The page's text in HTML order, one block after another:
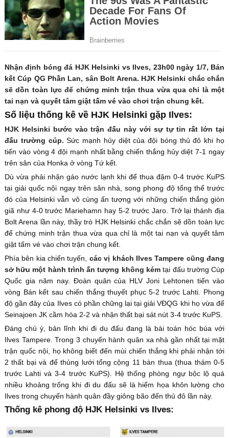
Nhận định bóng đá HJK Helsinki vs Ilves, 23h00 ngày 1/7, Bán
kết Cúp QG Phần Lan, sân Bolt Arena. HJK Helsinki chắc chắn
sẽ dồn toàn lực để chứng minh trận thua vừa qua chỉ là một
tai nạn và quyết tâm giật tấm vé vào chơi trận chung kết.
Số liệu thống kê về HJK Helsinki gặp Ilves:
HJK Helsinki bước vào trận đấu này với sự tự tin rất lớn tại
đấu trường cúp.Sức mạnh hủy diệt của đội bóng thủ đô khi họ
tiến vào vòng 4 đội mạnh nhất bằng chiến thắng hủy diệt 7-1 ngay
trên sân của Honka ở vòng Tứ kết.
Dù vừa phải nhận gáo nước lạnh khi để thua đậm 0-4 trước KuPS
tại giải quốc nội ngay trên sân nhà, song phong độ tổng thể trước
đó của Helsinki vẫn vô cùng ấn tượng với những chiến thắng giòn
giã như 4-0 trước Mariehamn hay 5-2 trước Jaro. Trở lại thánh địa
Bolt Arena lần này, thầy trò HJK Helsinki chắc chắn sẽ dồn toàn lực
để chứng minh trận thua vừa qua chỉ là một tai nạn và quyết tâm
giật tấm vé vào chơi trận chung kết.
Phía bên kia chiến tuyến, các vị khách Ilves Tampere cũng đang
sở hữu một hành trình ấn tượng không kémtại đấu trường Cúp
Quốc gia năm nay. Đoàn quân của HLV Joni Lehtonen tiến vào
vòng Bán kết sau chiến thắng thuyết phục 5-2 trước Lahti. Phong
độ gần đây của Ilves có phần chững lại tại giải VĐQG khi họ vừa để
Seinajoen JK cầm hòa 2-2 và nhận thất bại sát nút 3-4 trước KuPS.
Đáng chú ý, bản lĩnh khi đi du đấu đang là bài toán hóc búa với
Ilves Tampere. Trong 3 chuyến hành quân xa nhà gần nhất tại mặt
trận quốc nội, họ không biết đến mùi chiến thắng khi phải nhận tới
2 thất bại và để thủng lưới tổng cộng 11 bàn thua (thua thảm 0-5
trước Lahti và 3-4 trước KuPS). Hệ thống phòng ngự bộc lộ quá
nhiều khoảng trống khi đi du đấu sẽ là hiểm họa khôn lường cho
Ilves trong chuyến hành quân đầy giông bão đến thủ đô lần này.
Thống kê phong độ HJK Helsinki vs Ilves: